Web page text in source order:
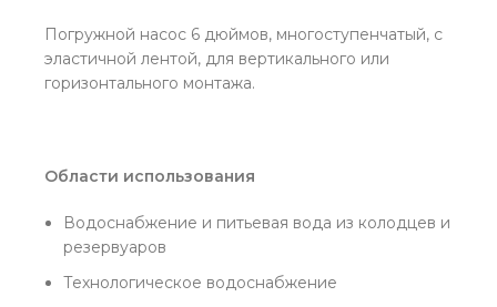
Погружной насос 6 дюймов, многоступенчатый, с
эластичной лентой, для вертикального или
горизонтального монтажа.
Области использования
Водоснабжение и питьевая вода из колодцев и
резервуаров
Технологическое водоснабжение